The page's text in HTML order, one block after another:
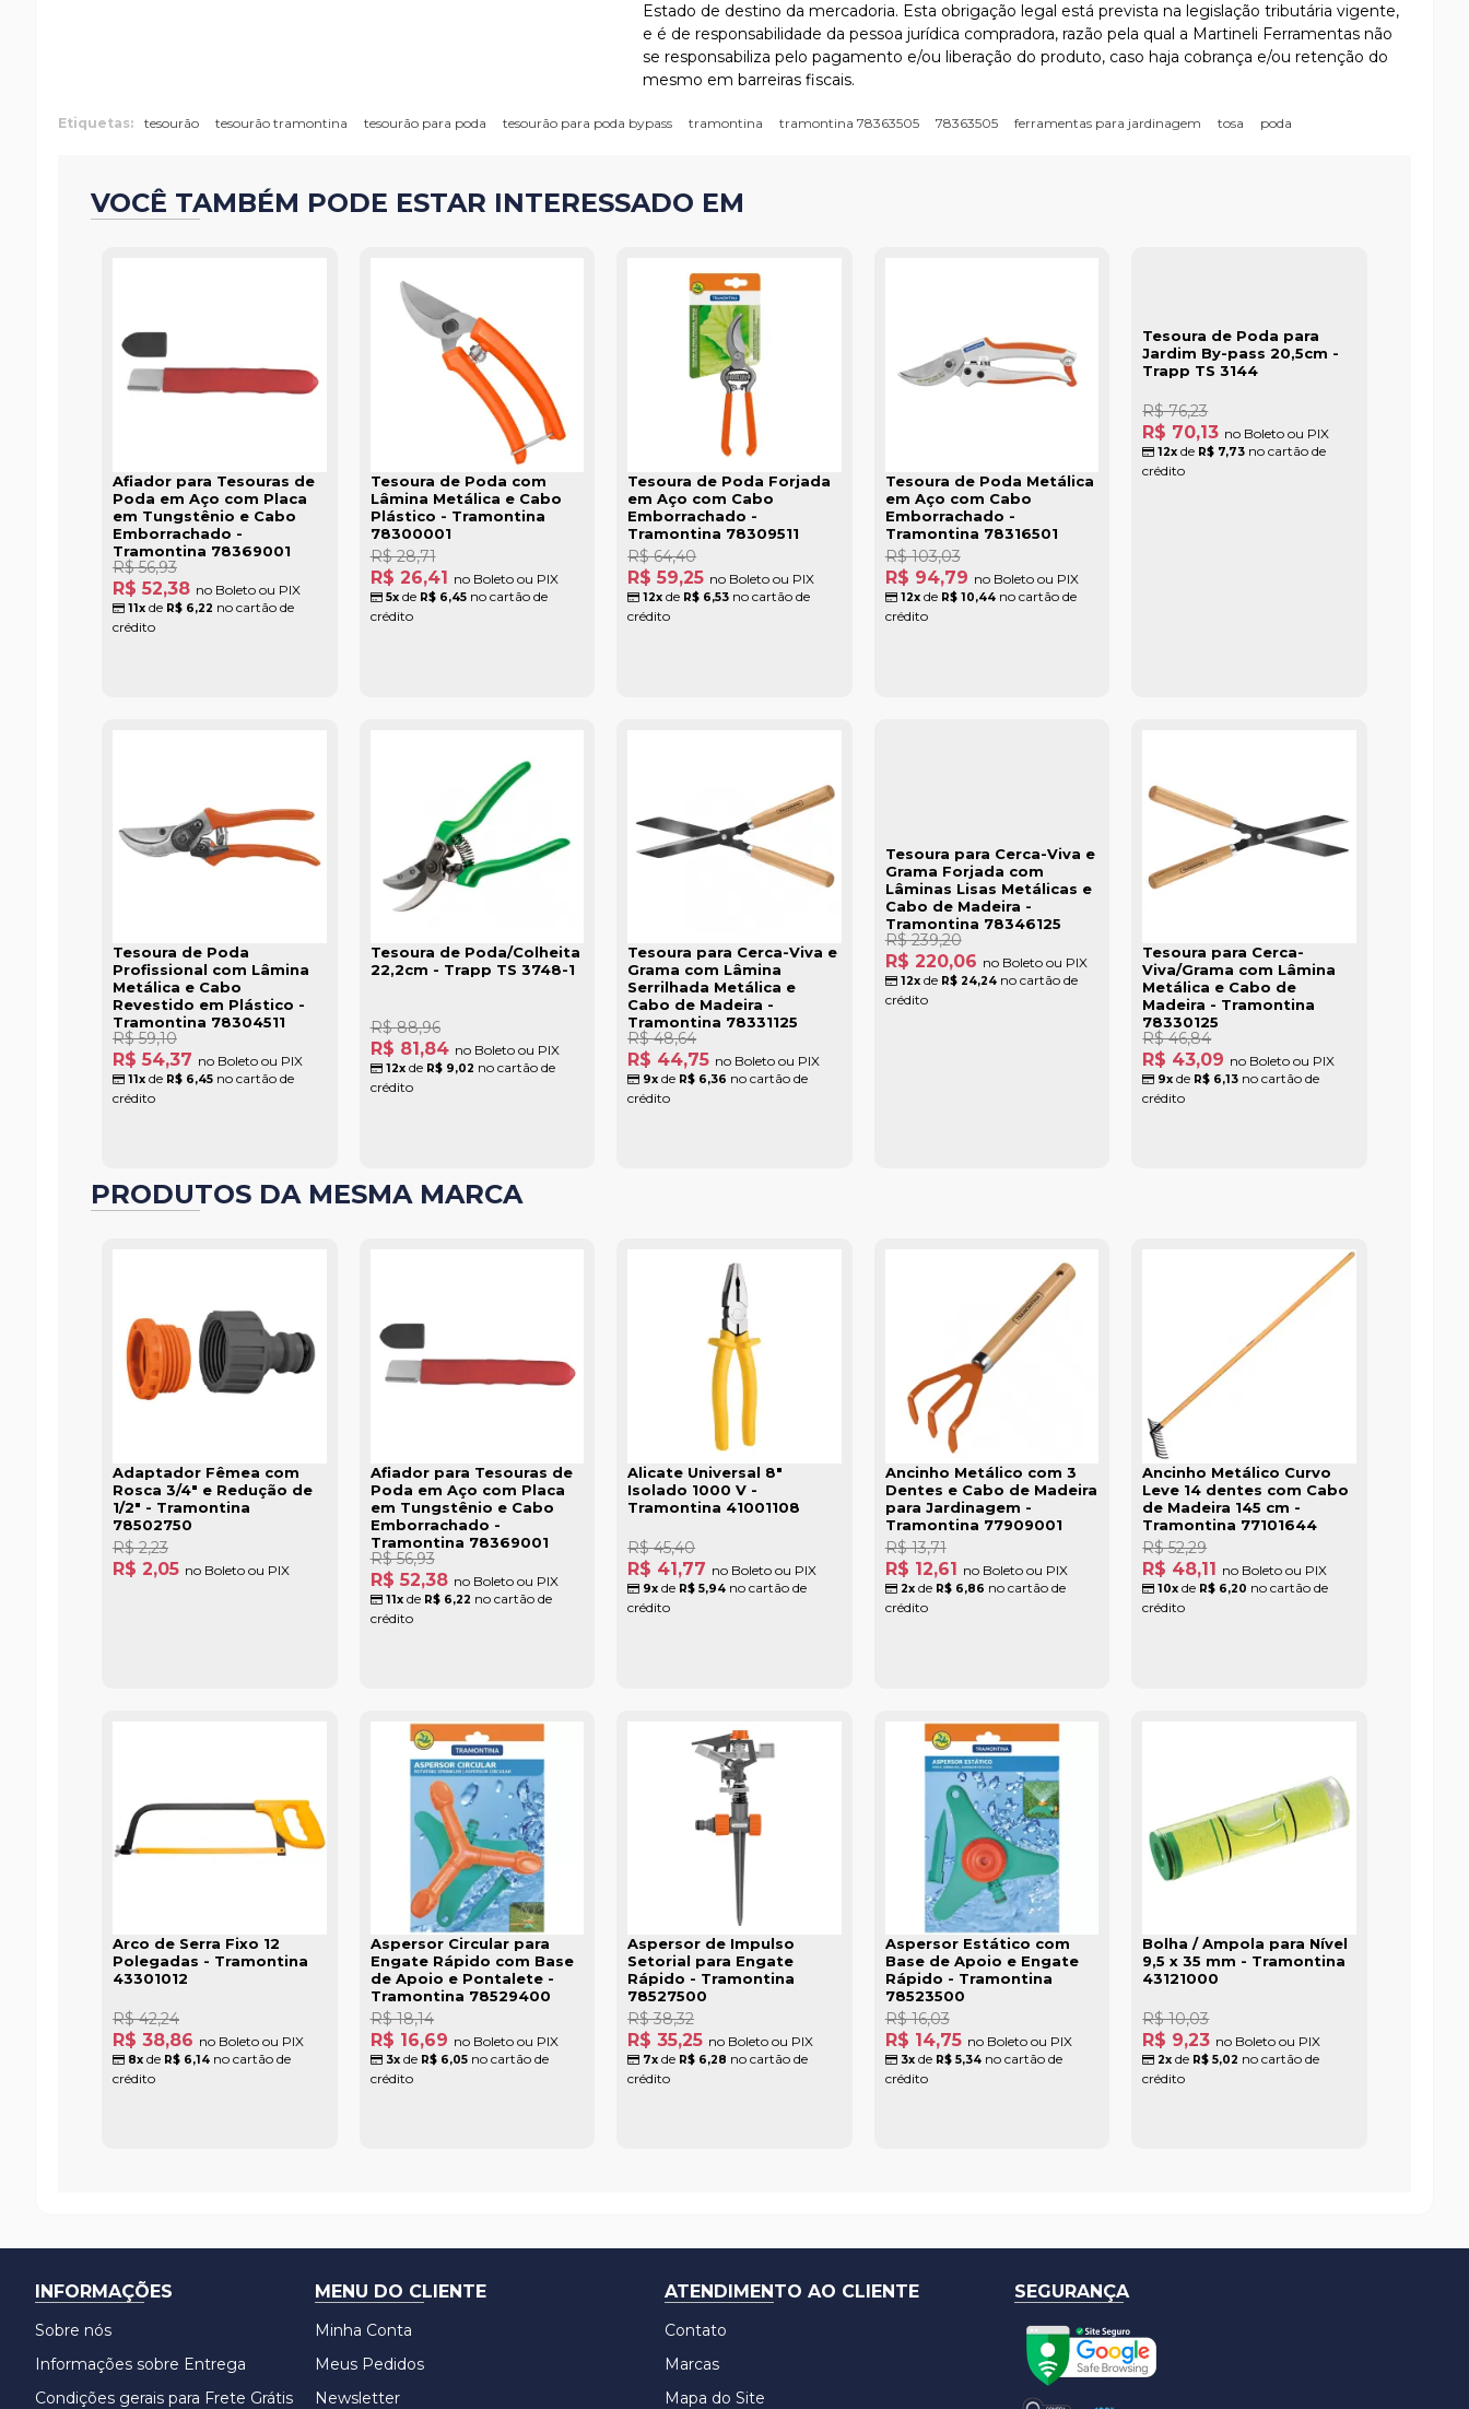
Estado de destino da mercadoria. Esta obrigação legal está prevista na legislação tributária vigente,
e é de responsabilidade da pessoa jurídica compradora, razão pela qual a Martineli Ferramentas não
se responsabiliza pelo pagamento e/ou liberação do produto, caso haja cobrança e/ou retenção do
mesmo em barreiras fiscais.
Etiquetas: tesourão tesourão tramontina tesourão para poda tesourão para poda bypass tramontina tramontina 78363505 78363505 ferramentas para jardinagem tosa poda
VOCÊ TAMBÉM PODE ESTAR INTERESSADO EM
Afiador para Tesouras de
Poda em Aço com Placa
em Tungstênio e Cabo
Emborrachado -
Tramontina 78369001
R$ 52,38 no Boleto ou PIX
R$ 56,93
11x de R$ 6,22 no cartão de
crédito
Tesoura de Poda com
Lâmina Metálica e Cabo
Plástico - Tramontina
78300001
R$ 26,41 no Boleto ou PIX
R$ 28,71
5xde R$ 6,45no cartão de
crédito
Tesoura de Poda Forjada
em Aço com Cabo
Emborrachado -
Tramontina 78309511
R$ 59,25 no Boleto ou PIX
R$ 64,40
12x de R$ 6,53 no cartão de
crédito
Tesoura de Poda Metálica
em Aço com Cabo
Emborrachado -
Tramontina 78316501
R$ 94,79 no Boleto ou PIX
R$ 103,03
12xde R$ 10,44no cartão de
crédito
Tesoura de Poda para
Jardim By-pass 20,5cm -
Trapp TS 3144
R$ 70,13 no Boleto ou PIX
R$ 76,23
12x de R$ 7,73 no cartão de
crédito
Tesoura de Poda
Profissional com Lâmina
Metálica e Cabo
Revestido em Plástico -
Tramontina 78304511
R$ 54,37 no Boleto ou PIX
R$ 59,10
11x de R$ 6,45 no cartão de
crédito
Tesoura de Poda/Colheita
22,2cm - Trapp TS 3748-1
R$ 81,84 no Boleto ou PIX
R$ 88,96
12xde R$ 9,02 no cartão de
crédito
Tesoura para Cerca-Viva e
Grama com Lâmina
Serrilhada Metálica e
Cabo de Madeira -
Tramontina 78331125
R$ 44,75 no Boleto ou PIX
R$ 48,64
9x de R$ 6,36 no cartão de
crédito
Tesoura para Cerca-Viva e
Grama Forjada com
Lâminas Lisas Metálicas e
Cabo de Madeira -
Tramontina 78346125
R$ 220,06 no Boleto ou PIX
R$ 239,20
12xde R$ 24,24no cartão de
crédito
Tesoura para Cerca-
Viva/Grama com Lâmina
Metálica e Cabo de
Madeira - Tramontina
78330125
R$ 43,09 no Boleto ou PIX
R$ 46,84
9x de R$ 6,13 no cartão de
crédito
PRODUTOS DA MESMA MARCA
Adaptador Fêmea com
Rosca 3/4" e Redução de
1/2" - Tramontina
78502750
R$ 2,05 no Boleto ou PIX
R$ 2,23
Afiador para Tesouras de
Poda em Aço com Placa
em Tungstênio e Cabo
Emborrachado -
Tramontina 78369001
R$ 52,38 no Boleto ou PIX
R$ 56,93
11xde R$ 6,22 no cartão de
crédito
Alicate Universal 8"
Isolado 1000 V -
Tramontina 41001108
R$ 41,77 no Boleto ou PIX
R$ 45,40
9x de R$ 5,94 no cartão de
crédito
Ancinho Metálico com 3
Dentes e Cabo de Madeira
para Jardinagem -
Tramontina 77909001
R$ 12,61 no Boleto ou PIX
R$ 13,71
2xde R$ 6,86 no cartão de
crédito
Ancinho Metálico Curvo
Leve 14 dentes com Cabo
de Madeira 145 cm -
Tramontina 77101644
R$ 48,11 no Boleto ou PIX
R$ 52,29
10x de R$ 6,20 no cartão de
crédito
Arco de Serra Fixo 12
Polegadas - Tramontina
43301012
R$ 38,86 no Boleto ou PIX
R$ 42,24
8x de R$ 6,14 no cartão de
crédito
Aspersor Circular para
Engate Rápido com Base
de Apoio e Pontalete -
Tramontina 78529400
R$ 16,69 no Boleto ou PIX
R$ 18,14
3xde R$ 6,05no cartão de
crédito
Aspersor de Impulso
Setorial para Engate
Rápido - Tramontina
78527500
R$ 35,25 no Boleto ou PIX
R$ 38,32
7x de R$ 6,28 no cartão de
crédito
Aspersor Estático com
Base de Apoio e Engate
Rápido - Tramontina
78523500
R$ 14,75 no Boleto ou PIX
R$ 16,03
3xde R$ 5,34no cartão de
crédito
Bolha / Ampola para Nível
9,5 x 35 mm - Tramontina
43121000
R$ 9,23 no Boleto ou PIX
R$ 10,03
2x de R$ 5,02 no cartão de
crédito
INFORMAÇÕES
Sobre nós
Informações sobre Entrega
Condições gerais para Frete Grátis
MENU DO CLIENTE
Minha Conta
Meus Pedidos
Newsletter
ATENDIMENTO AO CLIENTE
Contato
Marcas
Mapa do Site
SEGURANÇA